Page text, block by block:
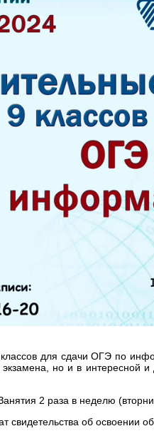
для сдачи ОГЭ по
но и в интересной
2 раза в неделю
свидетельства об освоении